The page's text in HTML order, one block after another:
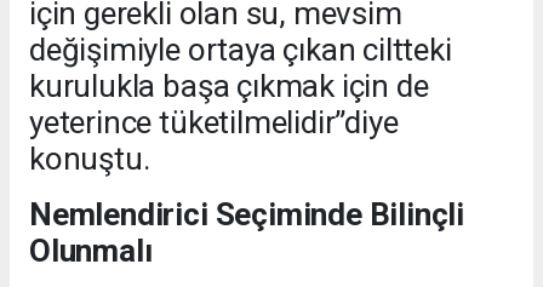
için gerekli olan su, mevsim
değişimiyle ortaya çıkan ciltteki
kurulukla başa çıkmak için de
yeterince tüketilmelidir”diye
konuştu.
Nemlendirici Seçiminde Bilinçli
Olunmalı